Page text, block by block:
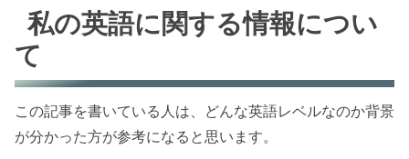
私の英語に関する情報について
LISTENINGの良かった点・悪かった点
READINGの良かった点・悪かった点
私の英語に関する情報につい
て
この記事を書いている人は、どんな英語レベルなのか背景
が分かった方が参考になると思います。